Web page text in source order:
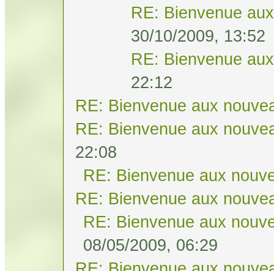
RE: Bienvenue
30/10/2009, 13:52
RE: Bienvenue
22:12
RE: Bienvenue aux
RE: Bienvenue aux
22:08
RE: Bienvenue aux
RE: Bienvenue aux
RE: Bienvenue aux
08/05/2009, 06:29